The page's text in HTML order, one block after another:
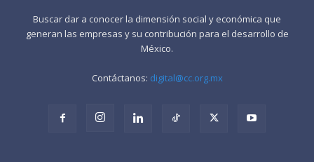
Buscar dar a conocer la dimensión social y económica que
generan las empresas y su contribución para el desarrollo de
México.
Contáctanos: digital@cc.org.mx